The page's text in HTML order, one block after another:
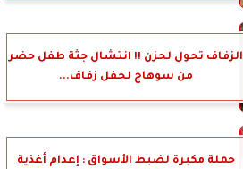
الزفاف تحول لحزن !! انتشال جثة طفل حضر
من سوهاج لحفل زفاف...
حملة مكبرة لضبط الأسواق : إعدام أغذية